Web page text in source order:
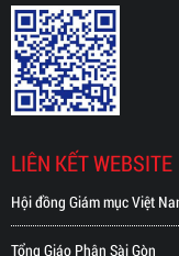
LIÊN KẾT WEBSITE
Hội đồng Giám mục Việt
Tổng Giáo Phận Sài Gòn